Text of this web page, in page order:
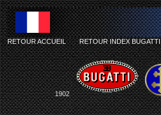
RETOUR ACCUEIL-RETOUR INDEX BUGATTI
1902